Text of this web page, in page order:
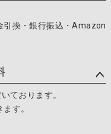
引換・銀行振込・Amazon
ております。
す。